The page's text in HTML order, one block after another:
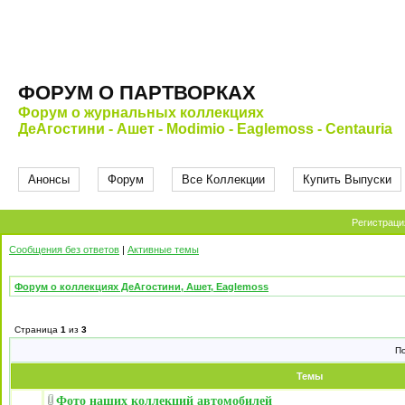
ФОРУМ О ПАРТВОРКАХ
Форум о журнальных коллекциях
ДеАгостини - Ашет - Modimio - Eaglemoss - Centauria
Анонсы Форум Все Коллекции Купить Выпуски
Сообщения без ответов | Активные темы
Форум о коллекциях ДеАгостини, Ашет, Eaglemoss
Страница 1 из 3
Темы
Фото наших коллекций автомобилей